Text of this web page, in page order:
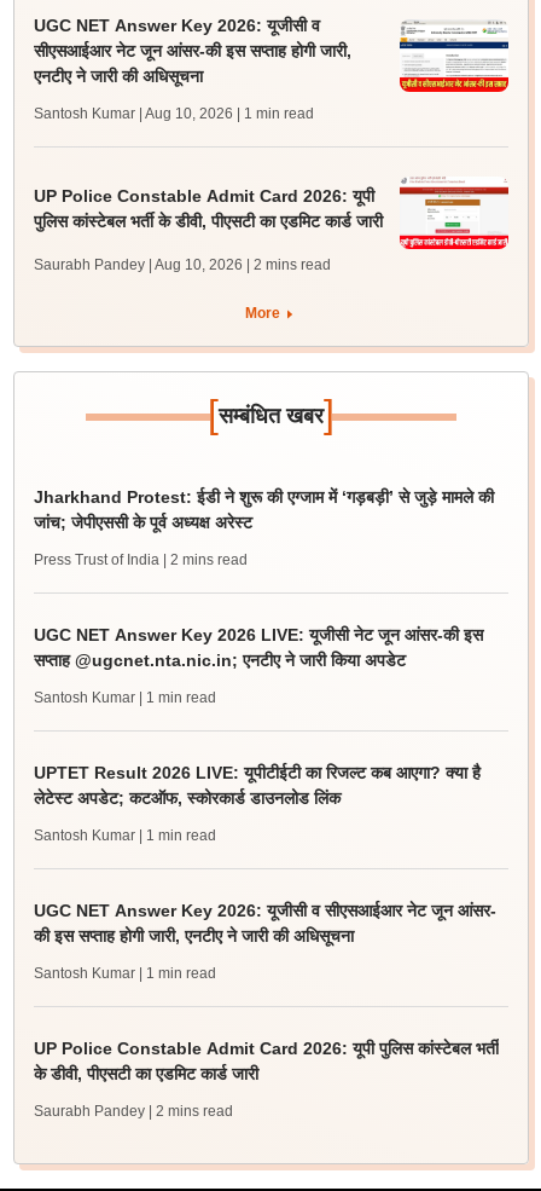
UGC NET Answer Key 2026: यूजीसी व
सीएसआईआर नेट जून आंसर-की इस सप्ताह होगी जारी,
एनटीए ने जारी की अधिसूचना
Santosh Kumar | Aug 10, 2026 | 1 min read
UP Police Constable Admit Card 2026: यूपी
पुलिस कांस्टेबल भर्ती के डीवी, पीएसटी का एडमिट कार्ड जारी
Saurabh Pandey | Aug 10, 2026 | 2 mins read
More
[सम्बंधित खबर]
Jharkhand Protest: ईडी ने शुरू की एग्जाम में ‘गड़बड़ी’ से जुड़े मामले की
जांच; जेपीएससी के पूर्व अध्यक्ष अरेस्ट
Press Trust of India | 2 mins read
UGC NET Answer Key 2026 LIVE: यूजीसी नेट जून आंसर-की इस
सप्ताह @ugcnet.nta.nic.in; एनटीए ने जारी किया अपडेट
Santosh Kumar | 1 min read
UPTET Result 2026 LIVE: यूपीटीईटी का रिजल्ट कब आएगा? क्या है
लेटेस्ट अपडेट; कटऑफ, स्कोरकार्ड डाउनलोड लिंक
Santosh Kumar | 1 min read
UGC NET Answer Key 2026: यूजीसी व सीएसआईआर नेट जून आंसर-
की इस सप्ताह होगी जारी, एनटीए ने जारी की अधिसूचना
Santosh Kumar | 1 min read
UP Police Constable Admit Card 2026: यूपी पुलिस कांस्टेबल भर्ती
के डीवी, पीएसटी का एडमिट कार्ड जारी
Saurabh Pandey | 2 mins read